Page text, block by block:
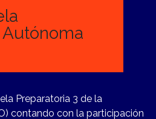
Preparatoria 3 de la
contando con la participación